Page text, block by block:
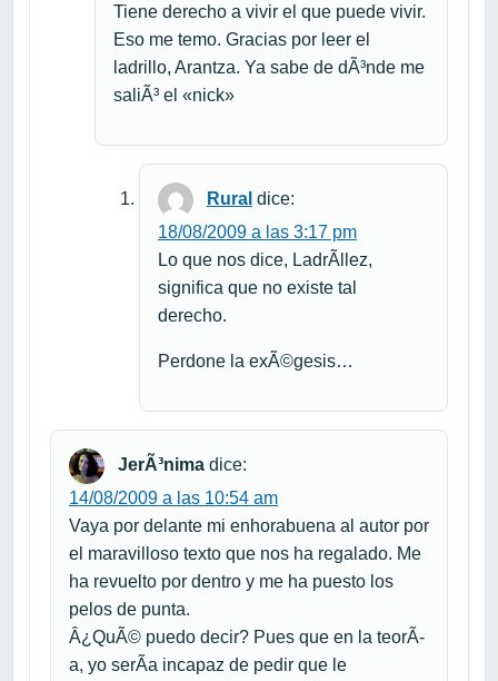
Tiene derecho a vivir el que puede vivir.
Eso me temo. Gracias por leer el
ladrillo, Arantza. Ya sabe de dÃ³nde me
saliÃ³ el «nick»
Rural dice:
18/08/2009 a las 3:17 pm
Lo que nos dice, LadrÃ­llez,
significa que no existe tal
derecho.
Perdone la exÃ©gesis…
JerÃ³nima dice:
14/08/2009 a las 10:54 am
Vaya por delante mi enhorabuena al autor por
el maravilloso texto que nos ha regalado. Me
ha revuelto por dentro y me ha puesto los
pelos de punta.
Â¿QuÃ© puedo decir? Pues que en la teorÃ­
a, yo serÃ­a incapaz de pedir que le